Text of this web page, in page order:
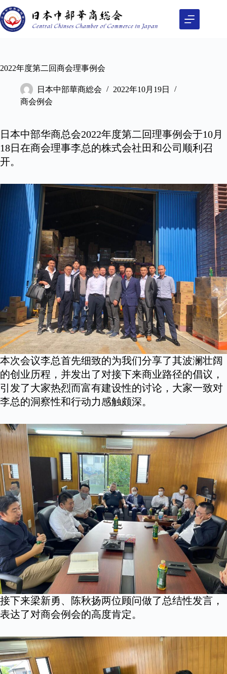
2022年度第二回商会理事例会
日本中部華商総会
2022年10月19日
商会例会
日本中部华商总会2022年度第二回理事例会于10月
18日在商会理事李总的株式会社田和公司顺利召
开。
本次会议李总首先细致的为我们分享了其波澜壮阔
的创业历程，并发出了对接下来商业路径的倡议，
引发了大家热烈而富有建设性的讨论，大家一致对
李总的洞察性和行动力感触颇深。
接下来梁新勇、陈秋扬两位顾问做了总结性发言，
表达了对商会例会的高度肯定。